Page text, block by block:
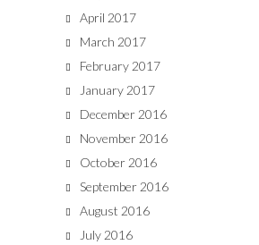
April 2017
March 2017
February 2017
January 2017
December 2016
November 2016
October 2016
September 2016
August 2016
July 2016